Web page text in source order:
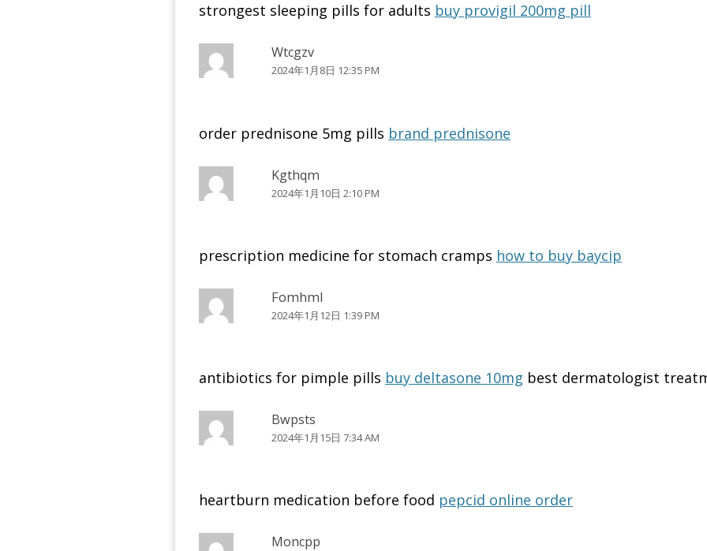
strongest sleeping pills for adults buy provigil 200mg pill
Wtcgzv
2024年1月8日 12:35 PM
order prednisone 5mg pills brand prednisone
Kgthqm
2024年1月10日 2:10 PM
prescription medicine for stomach cramps how to buy baycip
Fomhml
2024年1月12日 1:39 PM
antibiotics for pimple pills buy deltasone 10mg best dermatologist
Bwpsts
2024年1月15日 7:34 AM
heartburn medication before food pepcid online order
Moncpp